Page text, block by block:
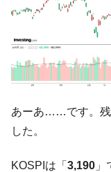
『Money1』
【韓
ル。外平債の発行
韓
ーにウソのデータ
言。
『Money1』
『Money1』
『韓
あーあ……です。残
した。
KOSPIは「 3,190 」